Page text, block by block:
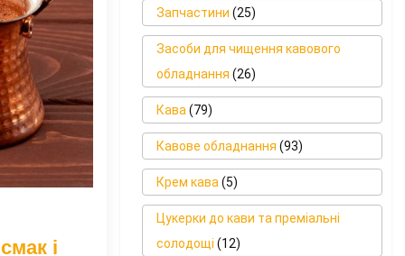
і
Запчастини (25)
Засоби для чищення кавового
обладнання (26)
Кава (79)
Кавове обладнання (93)
Крем кава (5)
Цукерки до кави та преміальні
солодощі (12)